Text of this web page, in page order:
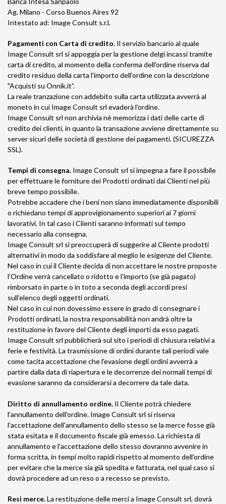
Ag. Milano - Corso Buenos Aires 92
Intestato ad: Image Consult s.r.l.
Pagamenti con Carta di credito. Il servizio bancario al quale
Image Consult srl si appoggia per la gestione delgi incassi tramite
carta di credito, al momento della conferma dell'ordine riserva dal
credito residuo della carta l'importo dell'ordine con la descrizione
"Acquisti su Onnik.it”.
La reale tranzazione con addebito sulla carta utilizzata avverrà al
moneto in cui Image Consult srl evaderà l'ordine.
Image Consult srl non archivia nè memorizza i dati delle carte di
credito dei clienti, in quanto la transazione avviene direttamente su
server sicuri delle società di gestione dei pagamenti. (SICUREZZA
SSL).
Tempi di consegna. Image Consult srl si impegna a fare il possibile
per effettuare le forniture dei Prodotti ordinati dai Clienti nel più
breve tempo possibile.
Potrebbe accadere che i beni non siano immediatamente disponibili
o richiedano tempi di approvigionamento superiori ai 7 giorni
lavorativi. In tal caso i Clienti saranno informati sul tempo
necessario alla consegna.
Image Consult srl si preoccuperà di suggerire al Cliente prodotti
alternativi in modo da soddisfare al meglio le esigenze del Cliente.
Nel caso in cui il Cliente decida di non accettare le nostre proposte
l’Ordine verrà cancellato o ridotto e l’importo (se già pagato)
rimborsato in parte o in toto a seconda degli accordi presi
sull'elenco degli oggetti ordinati.
Nel caso in cui non dovessimo essere in grado di consegnare i
Prodotti ordinati, la nostra responsabilità non andrà oltre la
restituzione in favore del Cliente degli importi da esso pagati.
Image Consult srl pubblicherà sul sito i periodi di chiusura relativi a
ferie e festività. La trasmissione di ordini durante tali periodi vale
come tacita accettazione che l'evasione degli ordini avverrà a
partire dalla data di riapertura e le decorrenze dei normali tempi di
evasione saranno da considerarsi a decorrere da tale data.
Diritto di annullamento ordine. Il Cliente potrà chiedere
l'annullamento dell'ordine. Image Consult srl si riserva
l'accettazione dell'annullamento dello stesso se la merce fosse già
stata esitata e il documento fiscale già emesso. La richiesta di
annullamento e l'accettazione dello stesso dovranno avvenire in
forma scritta, in tempi molto rapidi rispetto al momento dell'ordine
per evitare che la merce sia già spedita e fatturata, nel qual caso si
dovrà procedere ad un reso o a recesso se previsto.
Resi merce.La restituzione delle merci a Image Consult srl, dovrà